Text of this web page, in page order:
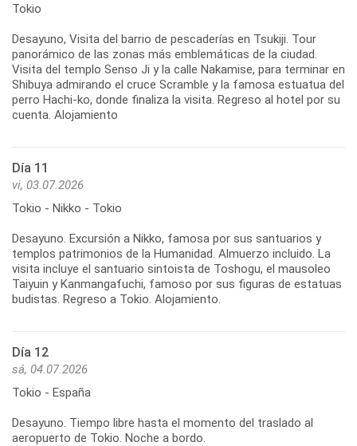
Tokio
Desayuno, Visita del barrio de pescaderías en Tsukiji. Tour
panorámico de las zonas más emblemáticas de la ciudad.
Visita del templo Senso Ji y la calle Nakamise, para terminar en
Shibuya admirando el cruce Scramble y la famosa estuatua del
perro Hachi-ko, donde finaliza la visita. Regreso al hotel por su
cuenta. Alojamiento
Día 11
vi, 03.07.2026
Tokio - Nikko - Tokio
Desayuno. Excursión a Nikko, famosa por sus santuarios y
templos patrimonios de la Humanidad. Almuerzo incluido. La
visita incluye el santuario sintoista de Toshogu, el mausoleo
Taiyuin y Kanmangafuchi, famoso por sus figuras de estatuas
budistas. Regreso a Tokio. Alojamiento.
Día 12
sá, 04.07.2026
Tokio - España
Desayuno. Tiempo libre hasta el momento del traslado al
aeropuerto de Tokio. Noche a bordo.